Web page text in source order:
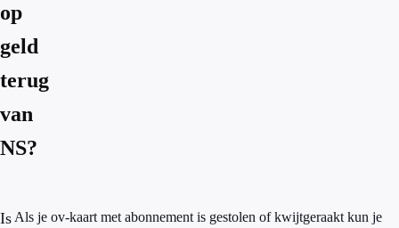
op
geld
terug
van
NS?
Is Als je ov-kaart met abonnement is gestolen of kwijtgeraakt kun je